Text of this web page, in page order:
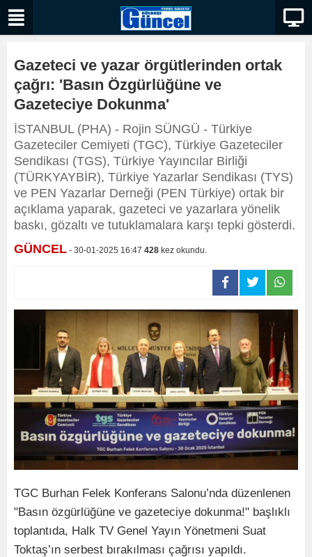
Gazeteci ve yazar örgütlerinden ortak
çağrı: 'Basın Özgürlüğüne ve
Gazeteciye Dokunma'
İSTANBUL (PHA) - Rojin SÜNGÜ - Türkiye
Gazeteciler Cemiyeti (TGC), Türkiye Gazeteciler
Sendikası (TGS), Türkiye Yayıncılar Birliği
(TÜRKYAYBİR), Türkiye Yazarlar Sendikası (TYS)
ve PEN Yazarlar Derneği (PEN Türkiye) ortak bir
açıklama yaparak, gazeteci ve yazarlara yönelik
baskı, gözaltı ve tutuklamalara karşı tepki gösterdi.
GÜNCEL - 30-01-2025 16:47 428 kez okundu.
TGC Burhan Felek Konferans Salonu’nda düzenlenen
"Basın özgürlüğüne ve gazeteciye dokunma!" başlıklı
toplantıda, Halk TV Genel Yayın Yönetmeni Suat
Toktaş’ın serbest bırakılması çağrısı yapıldı.